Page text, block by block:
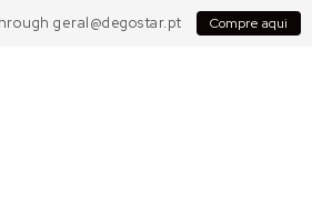
geral@degostar.pt Compre aqui